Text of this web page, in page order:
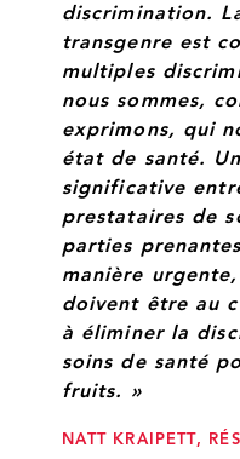
discrimination.
transgenre est
multiples
nous sommes,
exprimons, qui
état de santé.
significative
prestataires de
parties
manière
doivent être au
à éliminer la
soins de santé
fruits. »
NATT KRAIPETT,